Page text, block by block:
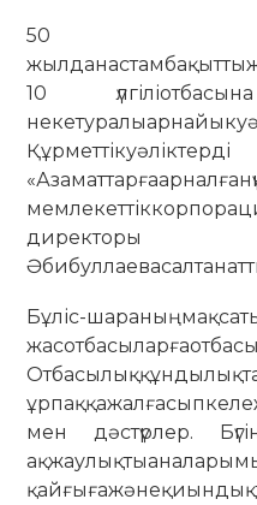
50
10
Құрметтікуәліктерді
Бұліс-
мен дәстүрлер.